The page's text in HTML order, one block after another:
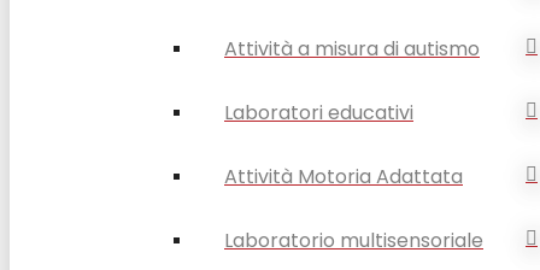
Attività a misura di autismo
Laboratori educativi
Attività Motoria Adattata
Laboratorio multisensoriale